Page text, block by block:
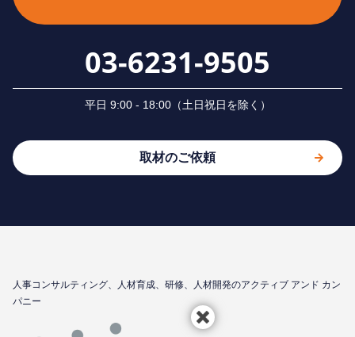
03-6231-9505
平⽇ 9:00 - 18:00（⼟⽇祝⽇を除く）
取材のご依頼
⼈事コンサルティング、⼈材育成、研修、⼈材開発のアクティブ アンド カン
パニー